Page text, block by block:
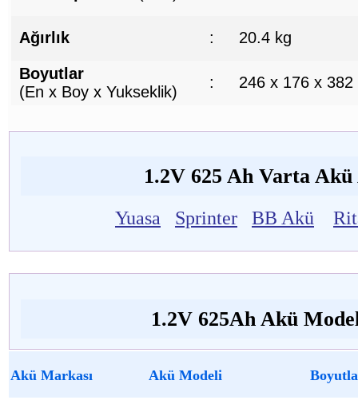
Ağırlık : 20.4 kg
Boyutlar
(En x Boy x Yukseklik)
: 246 x 176 x 382
1.2V 625 Ah Varta
Yuasa Sprinter BB Akü
1.2V 625Ah Akü
Akü Markası Akü Modeli